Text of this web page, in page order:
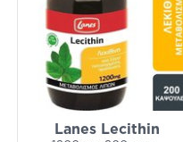
Lanes Lecithin